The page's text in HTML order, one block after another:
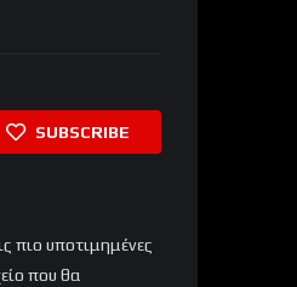
SUBSCRIBE
πιο υποτιμημένες
που θα